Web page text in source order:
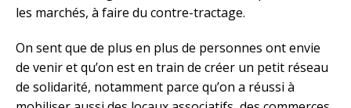
les marchés, à faire du contre-tractage.
On sent que de plus en plus de personnes ont envie
de venir et qu’on est en train de créer un petit réseau
de solidarité, notamment parce qu’on a réussi à